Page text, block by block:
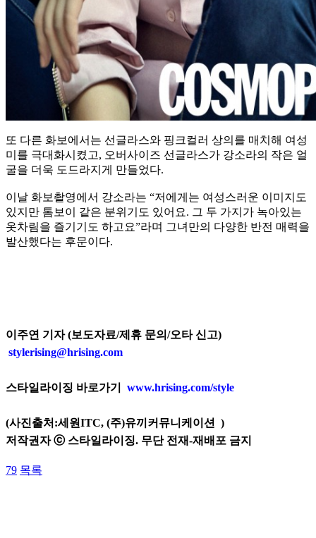
또 다른 화보에서는 선글라스와 핑크컬러 상의를 매치해 여성
미를 극대화시켰고, 오버사이즈 선글라스가 강소라의 작은 얼
굴을 더욱 도드라지게 만들었다.
이날 화보촬영에서 강소라는 “저에게는 여성스러운 이미지도
있지만 톰보이 같은 분위기도 있어요. 그 두 가지가 녹아있는
옷차림을 즐기기도 하고요”라며 그녀만의 다양한 반전 매력을
발산했다는 후문이다.
이주연 기자 (보도자료/제휴 문의/오타 신고)
stylerising@hrising.com
스타일라이징 바로가기 www.hrising.com/style
(사진출처:세원ITC, (주)유끼커뮤니케이션 )
저작권자 ⓒ 스타일라이징. 무단 전재-재배포 금지
79 목록